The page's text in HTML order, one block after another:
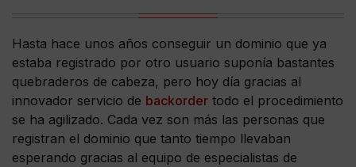
Hasta hace unos años conseguir un dominio que ya
estaba registrado por otro usuario suponía bastantes
quebraderos de cabeza, pero hoy día gracias al
innovador servicio de backorder todo el procedimiento
se ha agilizado. Cada vez son más las personas que
registran el dominio que tanto tiempo llevaban
esperando gracias al equipo de especialistas de